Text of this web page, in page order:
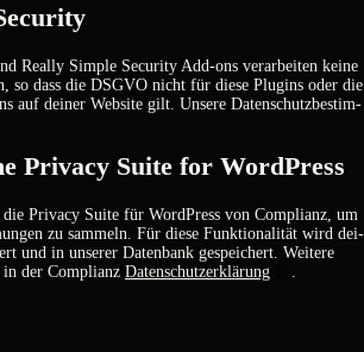
Real­ly Simp­le Secu­ri­ty Add-ons ver­ar­bei­ten kei­ne
so dass die DSGVO nicht für die­se Plug­ins oder die
auf dei­ner Web­site gilt. Unse­re Daten­schutz­be­stim­
Pri­va­cy Suite for Word­Press
die Pri­va­cy Suite für Word­Press von Com­pli­anz, um
zu sam­meln. Für die­se Funk­tio­na­li­tät wird dei­
und in unse­rer Daten­bank gespei­chert. Wei­te­re
der Com­pli­anz Daten­schutz­er­klä­rung